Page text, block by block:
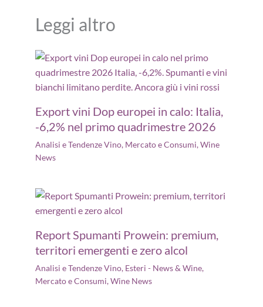
Leggi altro
Export vini Dop europei in calo: Italia,
-6,2% nel primo quadrimestre 2026
Analisi e Tendenze Vino, Mercato e Consumi,Wine
News
Report Spumanti Prowein: premium,
territori emergenti e zero alcol
Analisi e Tendenze Vino, Esteri - News & Wine,
Mercato e Consumi,Wine News